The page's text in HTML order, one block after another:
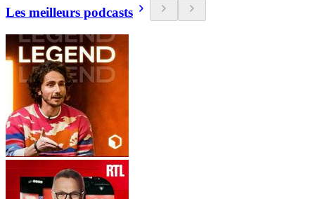
Les meilleurs podcasts